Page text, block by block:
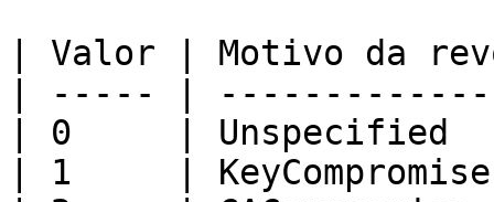
| Valor | Motivo da
| ----- |
| 0     |
| 1     |